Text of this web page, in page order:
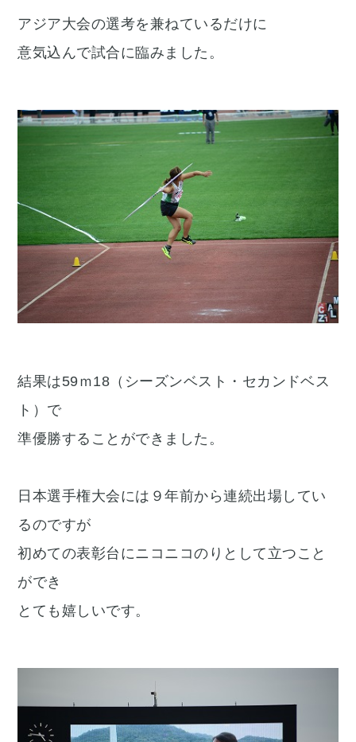
アジア大会の選考を兼ねているだけに
意気込んで試合に臨みました。
結果は59ｍ18（シーズンベスト・セカンドベス
ト）で
準優勝することができました。
日本選手権大会には９年前から連続出場してい
るのですが
初めての表彰台にニコニコのりとして立つこと
ができ
とても嬉しいです。